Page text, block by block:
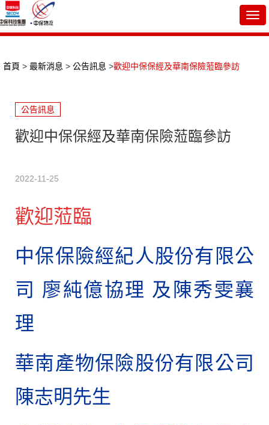
首頁 > 最新消息 > 公告訊息 >歡迎中保保經及華南保險蒞臨參訪
公告訊息
歡迎中保保經及華南保險蒞臨參訪
2022-11-25
歡迎蒞臨
中保保險經紀人股份有限公
司 廖純億協理 及陳秀雯襄
理
華南產物保險股份有限公司
陳志明先生